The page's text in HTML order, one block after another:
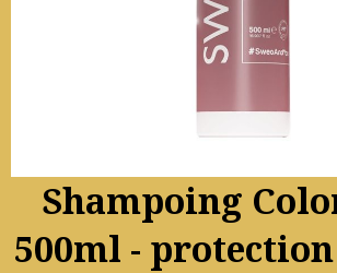
Shampoing
500ml -